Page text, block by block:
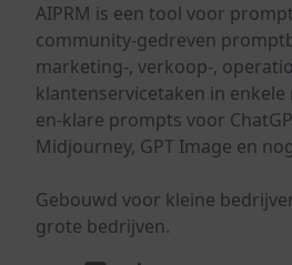
AIPRM is een tool voor
community-gedreven
marketing-, verkoop-,
klantenservicetaken in
en-klare prompts voor
Midjourney, GPT Image en
Gebouwd voor kleine
grote bedrijven.